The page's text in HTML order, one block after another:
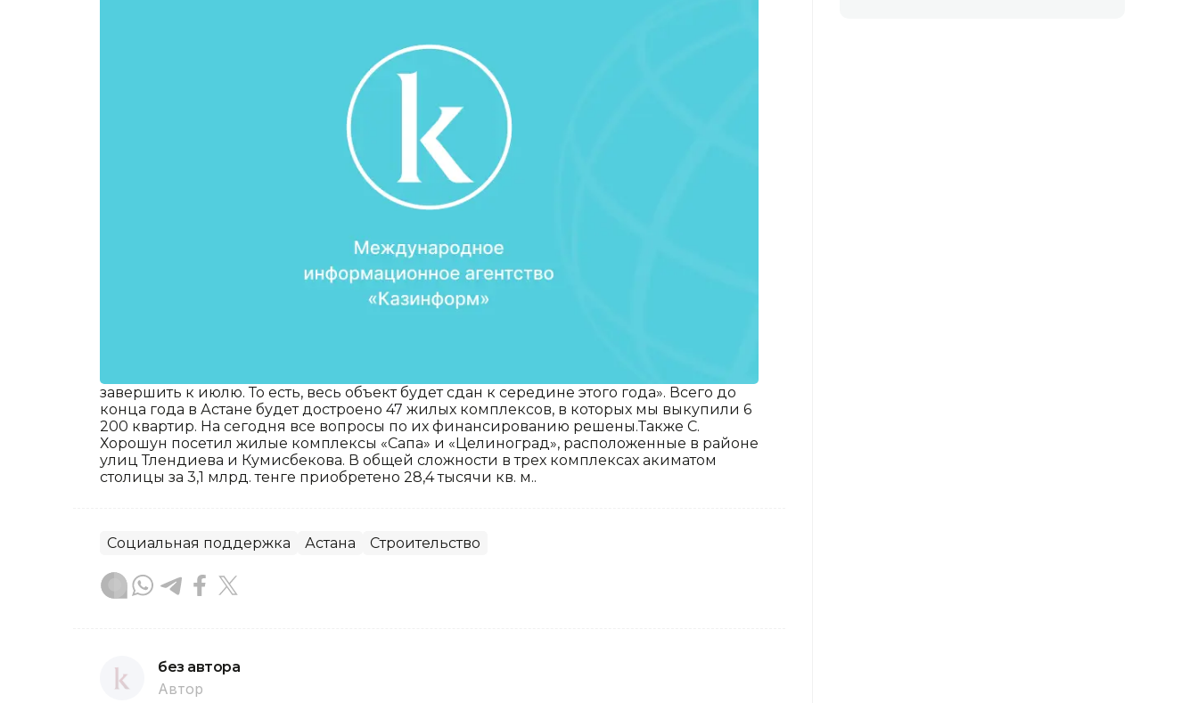
завершить к июлю. То есть, весь объект будет сдан к середине этого года». Всего до
конца года в Астане будет достроено 47 жилых комплексов, в которых мы выкупили 6
200 квартир. На сегодня все вопросы по их финансированию решены.Также С.
Хорошун посетил жилые комплексы «Сапа» и «Целиноград», расположенные в районе
улиц Тлендиева и Кумисбекова. В общей сложности в трех комплексах акиматом
столицы за 3,1 млрд. тенге приобретено 28,4 тысячи кв. м..
Социальная поддержка Астана Строительство
без автора
Автор